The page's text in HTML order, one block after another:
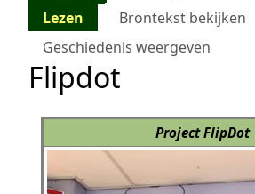
Lezen
Brontekst bekijken
Geschiedenis weergeven
Flipdot
Project FlipDot